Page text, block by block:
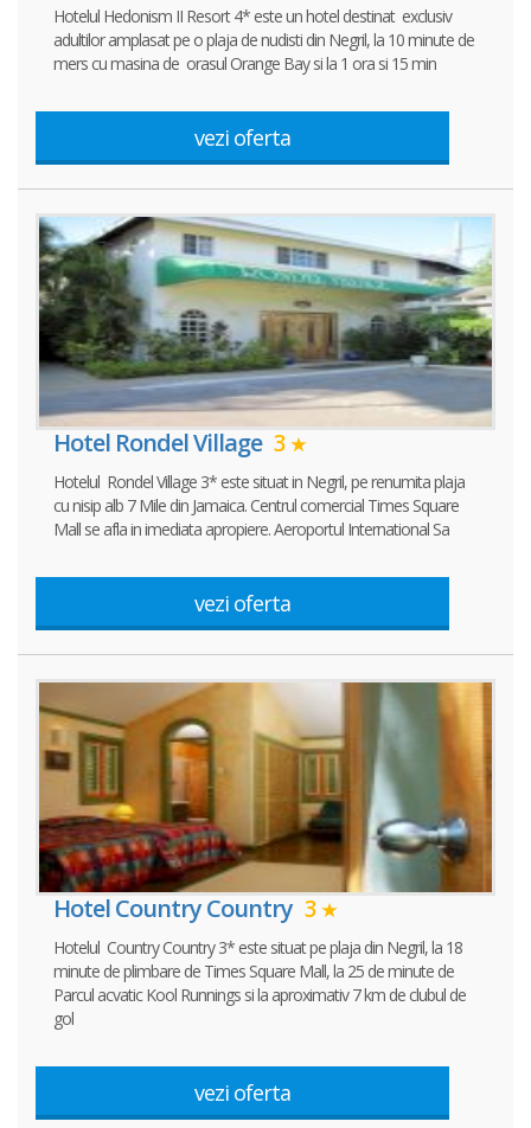
Hotelul Hedonism II Resort 4* este un hotel destinat exclusiv
adultilor amplasat pe o plaja de nudisti din Negril, la 10 minute de
mers cu masina de orasul Orange Bay si la 1 ora si 15 min
vezi oferta
Hotel Rondel Village 3
Hotelul Rondel Village 3* este situat in Negril, pe renumita plaja
cu nisip alb 7 Mile din Jamaica. Centrul comercial Times Square
Mall se afla in imediata apropiere. Aeroportul International Sa
vezi oferta
Hotel Country Country 3
Hotelul Country Country 3* este situat pe plaja din Negril, la 18
minute de plimbare de Times Square Mall, la 25 de minute de
Parcul acvatic Kool Runnings si la aproximativ 7 km de clubul de
gol
vezi oferta